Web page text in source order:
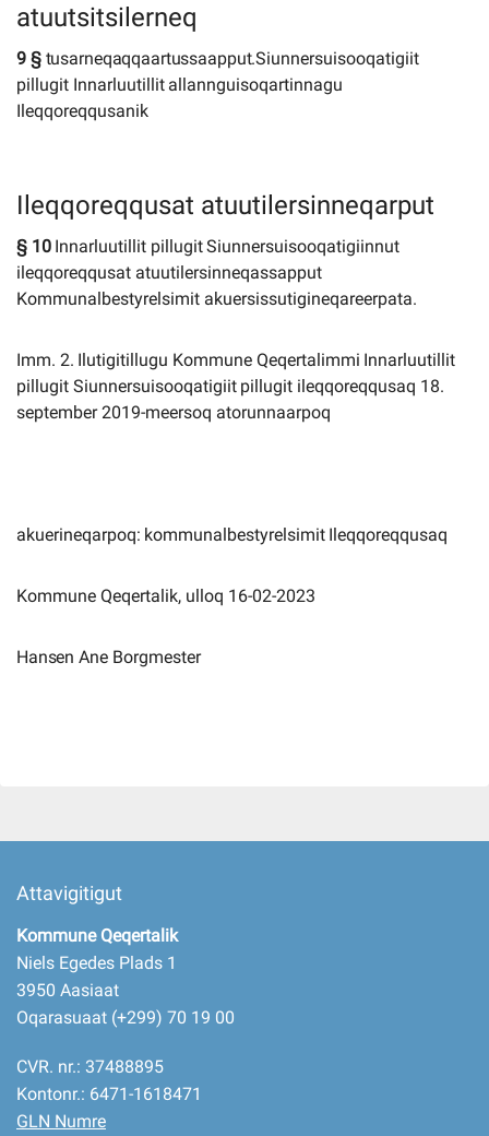
atuutsitsilerneq
9 § tusarneqaqqaartussaapput.Siunnersuisooqatigiit
pillugit Innarluutillit allannguisoqartinnagu
Ileqqoreqqusanik
Ileqqoreqqusat atuutilersinneqarput
§ 10 Innarluutillit pillugitSiunnersuisooqatigiinnut
ileqqoreqqusat atuutilersinneqassapput
Kommunalbestyrelsimit akuersissutigineqareerpata.
Imm. 2. Ilutigitillugu Kommune Qeqertalimmi Innarluutillit
pillugit Siunnersuisooqatigiit pillugit ileqqoreqqusaq 18.
september 2019-meersoq atorunnaarpoq
akuerineqarpoq: kommunalbestyrelsimit Ileqqoreqqusaq
Kommune Qeqertalik, ulloq 16-02-2023
Hansen Ane Borgmester
Attavigitigut
Kommune Qeqertalik
Niels Egedes Plads 1
3950 Aasiaat
Oqarasuaat (+299) 70 19 00
CVR. nr.: 37488895
Kontonr.: 6471-1618471
GLN Numre